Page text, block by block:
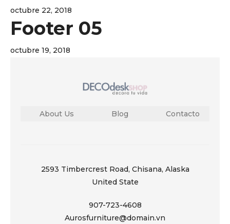
octubre 22, 2018
Footer 05
octubre 19, 2018
About Us Blog Contacto
2593 Timbercrest Road, Chisana, Alaska
United State
907-723-4608
Aurosfurniture@domain.vn